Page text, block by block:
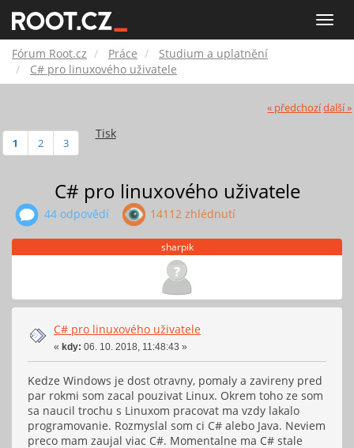
Toggle
Root.cz
Fórum Root.cz Práce
Studium a uplatnění
C# pro linuxového uživatele
« předchozídalší »
Tisk
1 2 3
C# pro linuxového uživatele
44 odpovědí 14112 zhlédnutí
sharpik
C# pro linuxového uživatele
« kdy: 06. 10. 2018, 11:48:43 »
Kedze Windows je dost otravny, pomaly a zavireny pred
par rokmi som zacal pouzivat Linux. Okrem toho ze som
sa naucil trochu s Linuxom pracovat ma vzdy lakalo
programovanie. Rozmyslal som ci C# alebo Java. Neviem
preco mam zaujal viac C#. Momentalne ma C# stale